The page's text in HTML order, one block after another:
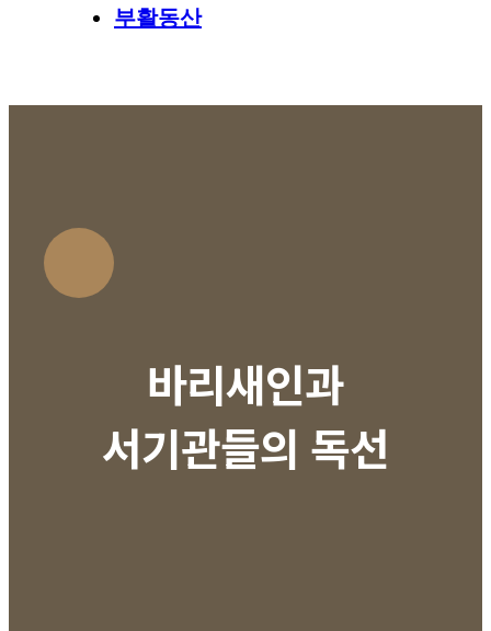
부활동산
바리새인과
서기관들의 독선